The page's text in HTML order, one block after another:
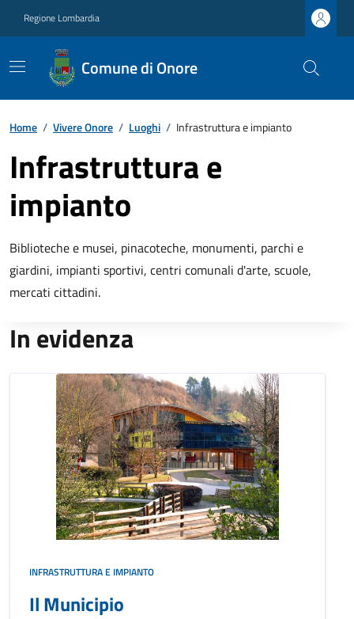
Regione Lombardia
Comune di Onore
Home / Vivere Onore / Luoghi / Infrastruttura e impianto
Infrastruttura e
impianto
Biblioteche e musei, pinacoteche, monumenti, parchi e
giardini, impianti sportivi, centri comunali d'arte, scuole,
mercati cittadini.
In evidenza
INFRASTRUTTURA E IMPIANTO
Il Municipio